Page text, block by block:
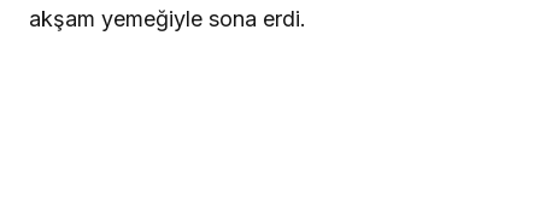
akşam yemeğiyle sona erdi.